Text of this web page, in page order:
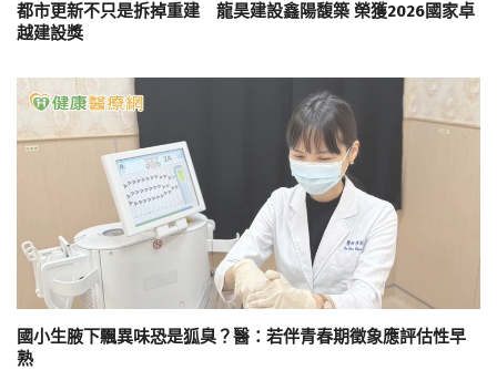
都市更新不只是拆掉重建 龍昊建設鑫陽馥築 榮獲2026國家卓
越建設獎
國小生腋下飄異味恐是狐臭？醫：若伴青春期徵象應評估性早
熟